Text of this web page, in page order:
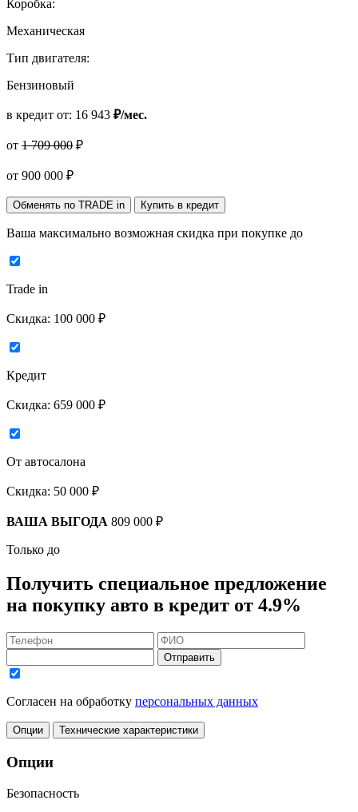
Коробка:
Механическая
Тип двигателя:
Бензиновый
в кредит от: 16 943 ₽/мес.
от 1 709 000 ₽
от 900 000 ₽
Обменять по TRADE in Купить в кредит
Ваша максимально возможная скидка при покупке до
Trade in
Скидка: 100 000 ₽
Кредит
Скидка: 659 000 ₽
От автосалона
Скидка: 50 000 ₽
ВАША ВЫГОДА 809 000 ₽
Только до
Получить специальное предложение
на покупку авто в кредит от 4.9%
Отправить
Согласен на обработку персональных данных
Опции Технические характеристики
Опции
Безопасность